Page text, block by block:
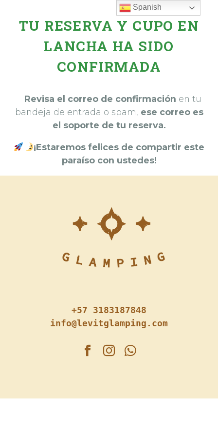
TU RESERVA Y CUPO EN
LANCHA HA SIDO
CONFIRMADA
Revisa el correo de confirmación en tu
bandeja de entrada o spam, ese correo es
el soporte de tu reserva.
¡Estaremos felices de compartir este
paraíso con ustedes!
+57 3183187848
info@levitglamping.com
Spanish